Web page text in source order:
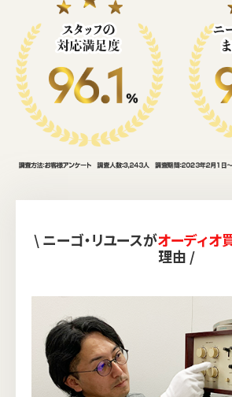
\ ニーゴ・リユースがオーディオ
理由 /